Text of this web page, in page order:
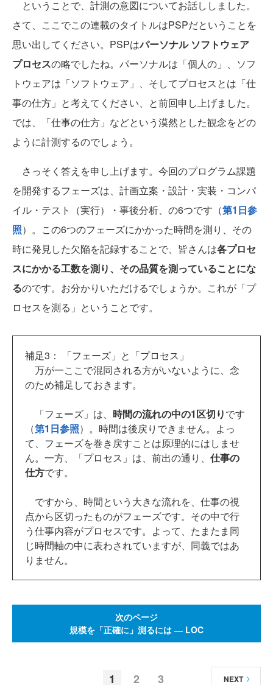
ということで、計測の意図についてお話ししました。
さて、ここでこの連載のタイトルはPSPだということを
思い出してください。PSPはパーソナル ソフトウェア
プロセスの略でしたね。パーソナルは「個人の」、ソフ
トウェアは「ソフトウェア」、そしてプロセスとは「仕
事の仕方」と考えてください、と前回申し上げました。
では、「仕事の仕方」などという漠然とした観念をどの
ように計測するのでしょう。
さっそく答えを申し上げます。今回のプログラム課題
を開発するフェーズは、計画立案・設計・実装・コンパ
イル・テスト（実行）・事後分析、の6つです（第1日参
照）。この6つのフェーズにかかった時間を測り、その
時に発見した欠陥を記録することで、皆さんは各プロセ
スにかかる工数を測り、その品質を測っていることにな
るのです。お分かりいただけるでしょうか。これが「プ
ロセスを測る」ということです。
補足3： 「フェーズ」と「プロセス」
万が一ここで混同される方がいないように、念
のため補足しておきます。
「フェーズ」は、 時間の流れの中の1区切りです
（第1日参照）。時間は後戻りできません。よっ
て、フェーズを巻き戻すことは原理的にはしませ
ん。一方、「プロセス」は、前出の通り、 仕事の
仕方です。
ですから、時間という大きな流れを、仕事の視
点から区切ったものがフェーズです。その中で行
う仕事内容がプロセスです。よって、たまたま同
じ時間軸の中に表わされていますが、同義ではあ
りません。
次のページ
規模を「正確に」測るには ― LOC
1 2 3 NEXT